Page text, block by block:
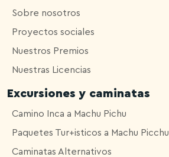
Sobre nosotros
Proyectos sociales
Nuestros Premios
Nuestras Licencias
Excursiones y caminatas
Camino Inca a Machu Pichu
Paquetes Tur+isticos a Machu Picchu
Caminatas Alternativos